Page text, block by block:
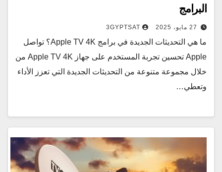
البرامج
27 مايو، 2025 3GYPTSAT
ما هي التحديثات الجديدة في برامج Apple TV 4K؟ تواصل
Apple تحسين تجربة المستخدم على جهاز Apple TV 4K من
خلال مجموعة متنوعة من التحديثات الجديدة التي تعزز الأداء
وتعطي…